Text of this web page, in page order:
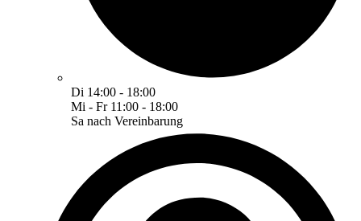
Di 14:00 - 18:00
Mi - Fr 11:00 - 18:00
Sa nach Vereinbarung